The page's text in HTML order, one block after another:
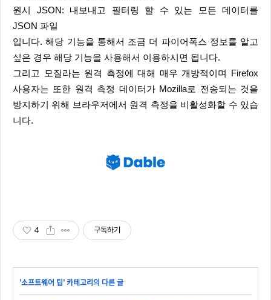
원시 JSON: 내보내고 필터링 할 수 있는 모든 데이터를
JSON 파일
입니다. 해당 기능을 통해서 조금 더 파이어폭스 정보를 알고
싶은 경우 해당 기능을 사용해서 이용하시면 됩니다.
그리고 모질라는 원격 측정에 대해 매우 개방적이며 Firefox
사용자는 또한 원격 측정 데이터가 Mozilla로 전송되는 것을
방지하기 위해 브라우저에서 원격 측정을 비활성화할 수 있습
니다.
4 구독하기
'소프트웨어 팁' 카테고리의 다른 글